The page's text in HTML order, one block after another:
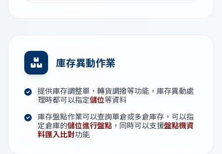
庫存異動作業
提供庫存調整單，轉貨調撥等功能，庫存異動處
理時都可以指定儲位等資料
庫存盤點作業可以查詢單倉或多倉庫存，可以指
定倉庫的儲位進行盤點 ，同時可以支援盤點機資
料匯入比對功能